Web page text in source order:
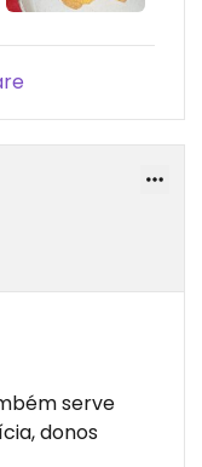
serve
donos